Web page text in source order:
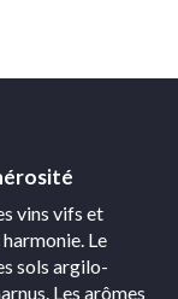
vins vifs et
Le
sols argilo-
Les arômes